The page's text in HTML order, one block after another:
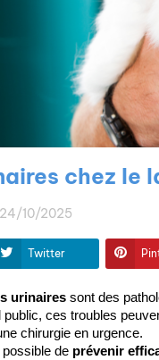
chez le
24/10/2025
Twitter
urinaires sont des
ces troubles
chirurgie en urgence.
de prévenir